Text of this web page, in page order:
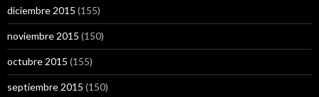
diciembre 2015 (155)
noviembre 2015 (150)
octubre 2015 (155)
septiembre 2015 (150)